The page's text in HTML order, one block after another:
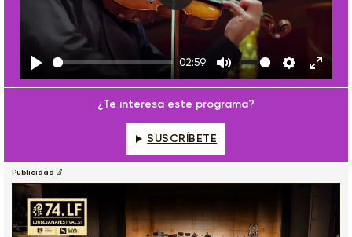
Play
02:59
Mute Settings
Enter
Play
¿Te interesa este programa?
SUSCRÍBETE
Publicidad